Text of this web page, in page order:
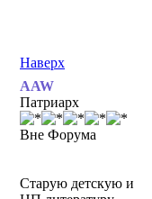
Наверх
AAW
Патриарх
Вне Форума
Старую детскую и